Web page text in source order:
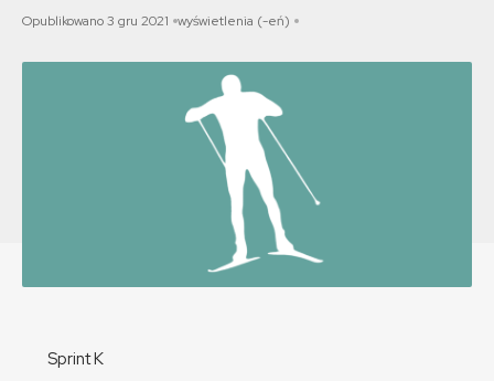
Opublikowano 3 gru 2021 wyświetlenia (-eń)
Sprint K